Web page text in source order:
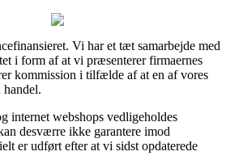
Vi har et tæt samarbejde med
i form af at vi præsenterer firmaernes
kommission i tilfælde af at en af vores
handel.
internet webshops vedligeholdes
desværre ikke garantere imod
er udført efter at vi sidst opdaterede